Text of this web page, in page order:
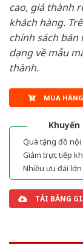
cao, giá thành
khách hàng.
chính sách bán
dạng về mẫu
thành.
MUA
Khuyến
Quà tặng đồ
Giảm trực tiếp
Nhiều ưu đãi
TẢI BẢNG